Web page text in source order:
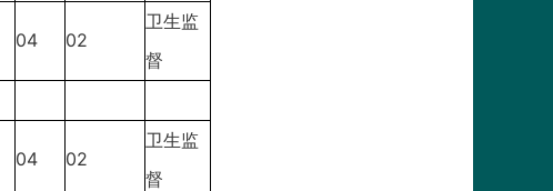
04 02
卫生监
督
04 02
卫生监
督